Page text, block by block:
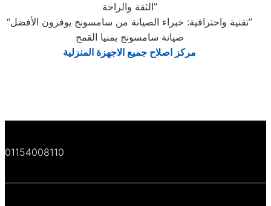
الثقة والراحة”
“تقنية واحترافية: خبراء الصيانة من سامسونج يوفرون الأفضل”
صيانة سامسونج بمنيا القمح
مركز اصلاح جميع الاجهزة المنزلية
01154008110